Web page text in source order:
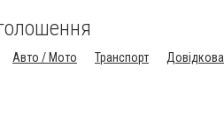
Авто / Мото Транспорт Довідкова